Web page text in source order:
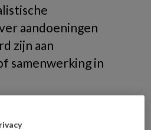
aandoeningen
zijn aan
samenwerking in